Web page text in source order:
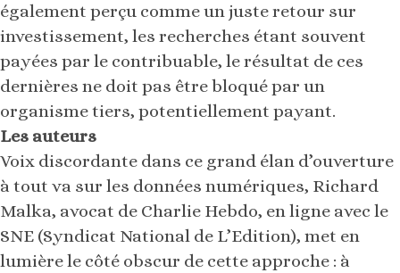
également perçu comme un juste retour sur
investissement, les recherches étant souvent
payées par le contribuable, le résultat de ces
dernières ne doit pas être bloqué par un
organisme tiers, potentiellement payant.
Les auteurs
Voix discordante dans ce grand élan d’ouverture
à tout va sur les données numériques, Richard
Malka, avocat de Charlie Hebdo, en ligne avec le
SNE (Syndicat National de L’Edition), met en
lumière le côté obscur de cette approche : à